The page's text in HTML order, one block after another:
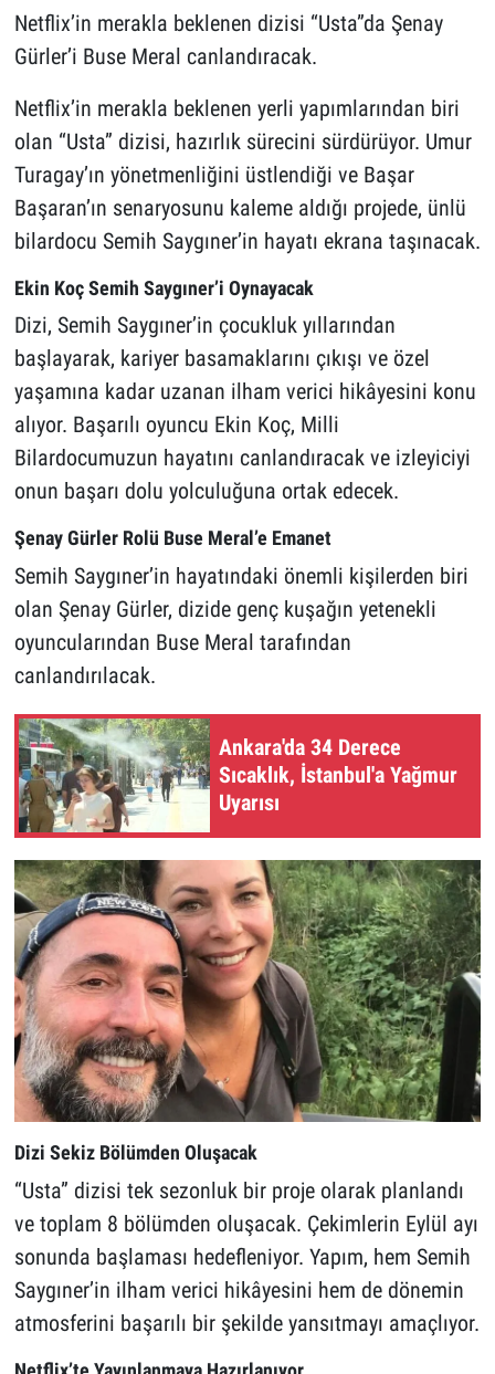
Netflix’in merakla beklenen dizisi “Usta”da Şenay
Gürler’i Buse Meral canlandıracak.
Netflix’in merakla beklenen yerli yapımlarından biri
olan “Usta” dizisi, hazırlık sürecini sürdürüyor. Umur
Turagay’ın yönetmenliğini üstlendiği ve Başar
Başaran’ın senaryosunu kaleme aldığı projede, ünlü
bilardocu Semih Saygıner’in hayatı ekrana taşınacak.
Ekin Koç Semih Saygıner’i Oynayacak
Dizi, Semih Saygıner’in çocukluk yıllarından
başlayarak, kariyer basamaklarını çıkışı ve özel
yaşamına kadar uzanan ilham verici hikâyesini konu
alıyor. Başarılı oyuncu Ekin Koç, Milli
Bilardocumuzun hayatını canlandıracak ve izleyiciyi
onun başarı dolu yolculuğuna ortak edecek.
Şenay Gürler Rolü Buse Meral’e Emanet
Semih Saygıner’in hayatındaki önemli kişilerden biri
olan Şenay Gürler, dizide genç kuşağın yetenekli
oyuncularından Buse Meral tarafından
canlandırılacak.
Ankara'da 34 Derece
Sıcaklık, İstanbul'a Yağmur
Uyarısı
Dizi Sekiz Bölümden Oluşacak
“Usta” dizisi tek sezonluk bir proje olarak planlandı
ve toplam 8 bölümden oluşacak. Çekimlerin Eylül ayı
sonunda başlaması hedefleniyor. Yapım, hem Semih
Saygıner’in ilham verici hikâyesini hem de dönemin
atmosferini başarılı bir şekilde yansıtmayı amaçlıyor.